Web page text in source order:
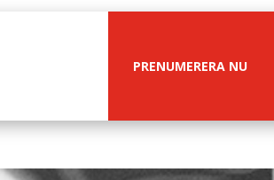
PRENUMERERA NU